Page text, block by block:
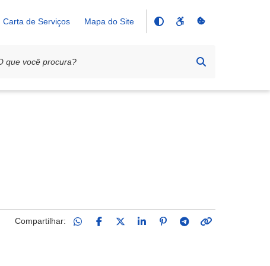
Carta de Serviços Mapa do Site
Compartilhar: